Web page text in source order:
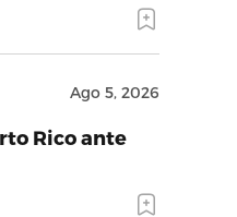
Ago 5, 2026
Rico ante